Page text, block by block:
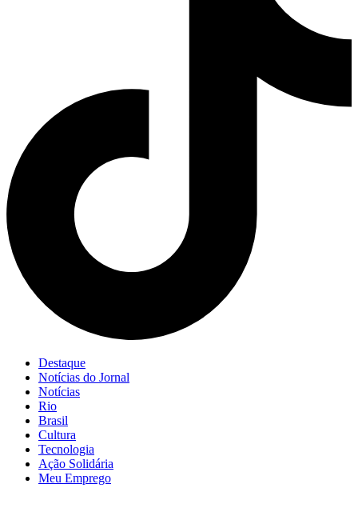
Destaque
Notícias do Jornal
Notícias
Rio
Brasil
Cultura
Tecnologia
Ação Solidária
Meu Emprego